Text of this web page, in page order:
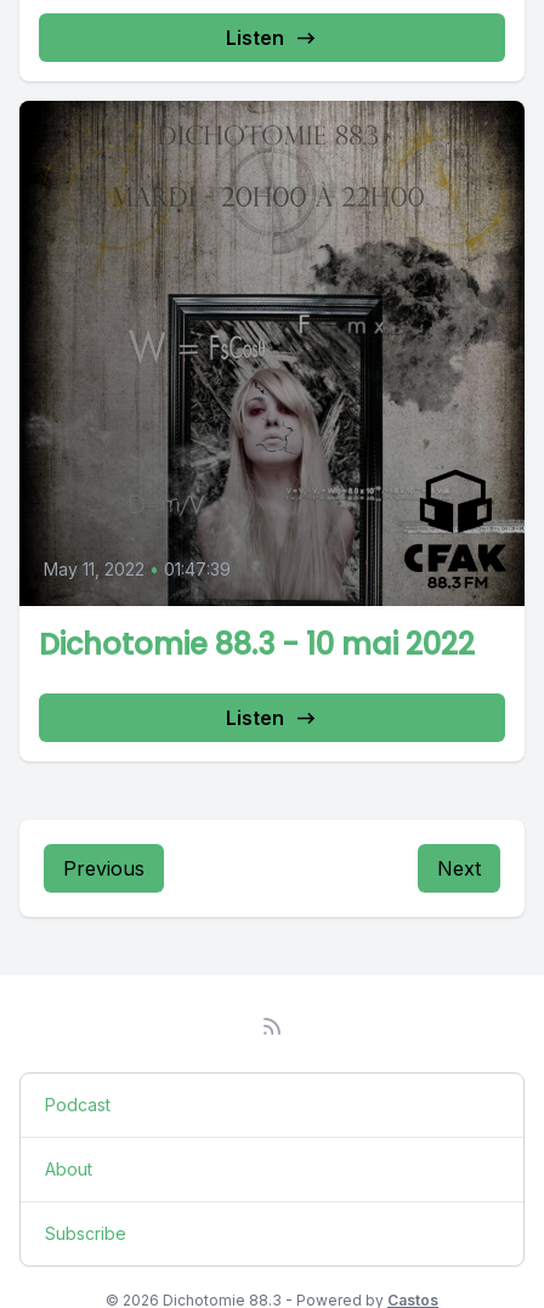
Listen
May 11, 2022 • 01:47:39
Dichotomie 88.3 - 10 mai 2022
Listen
Previous Next
Podcast
About
Subscribe
© 2026 Dichotomie 88.3 - Powered by Castos